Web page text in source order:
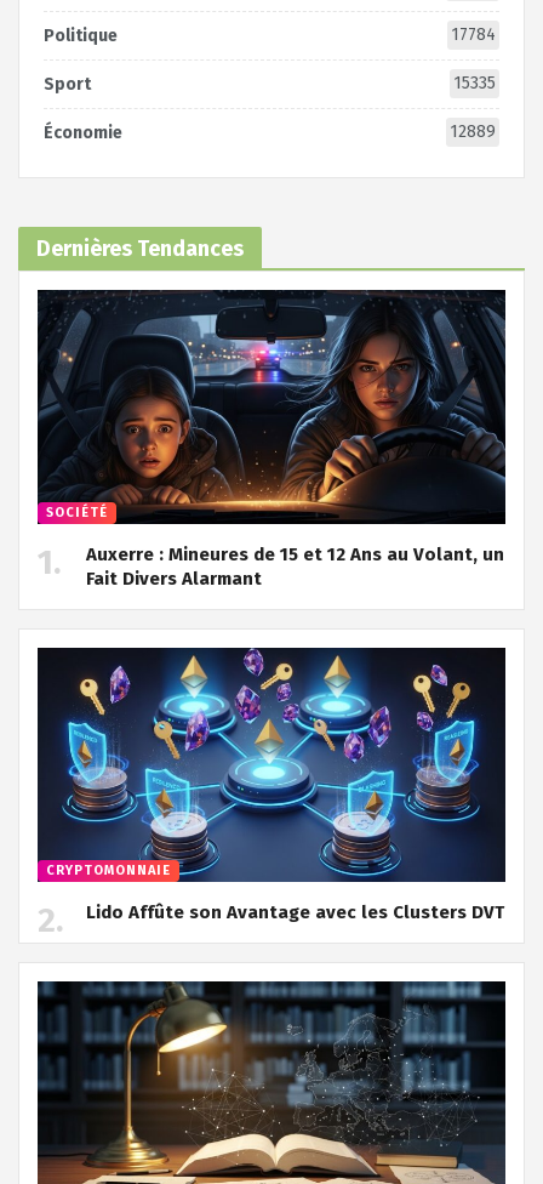
Politique 17784
Sport 15335
Économie 12889
Dernières Tendances
SOCIÉTÉ
Auxerre : Mineures de 15 et 12 Ans au Volant, un
Fait Divers Alarmant
CRYPTOMONNAIE
Lido Affûte son Avantage avec les Clusters DVT